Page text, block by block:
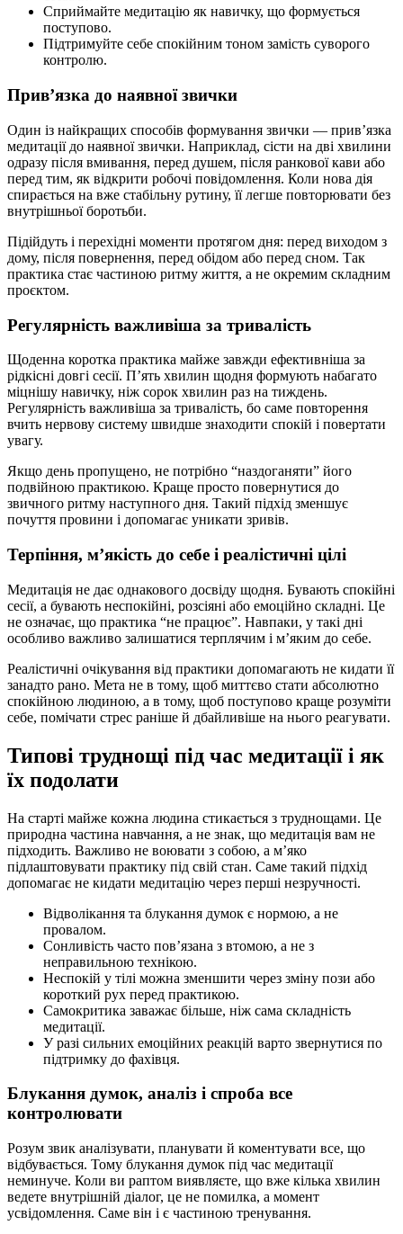
Сприймайте медитацію як навичку, що формується
поступово.
Підтримуйте себе спокійним тоном замість суворого
контролю.
Прив’язка до наявної звички
Один із найкращих способів формування звички — прив’язка
медитації до наявної звички. Наприклад, сісти на дві хвилини
одразу після вмивання, перед душем, після ранкової кави або
перед тим, як відкрити робочі повідомлення. Коли нова дія
спирається на вже стабільну рутину, її легше повторювати без
внутрішньої боротьби.
Підійдуть і перехідні моменти протягом дня: перед виходом з
дому, після повернення, перед обідом або перед сном. Так
практика стає частиною ритму життя, а не окремим складним
проєктом.
Регулярність важливіша за тривалість
Щоденна коротка практика майже завжди ефективніша за
рідкісні довгі сесії. П’ять хвилин щодня формують набагато
міцнішу навичку, ніж сорок хвилин раз на тиждень.
Регулярність важливіша за тривалість, бо саме повторення
вчить нервову систему швидше знаходити спокій і повертати
увагу.
Якщо день пропущено, не потрібно “наздоганяти” його
подвійною практикою. Краще просто повернутися до
звичного ритму наступного дня. Такий підхід зменшує
почуття провини і допомагає уникати зривів.
Терпіння, м’якість до себе і реалістичні цілі
Медитація не дає однакового досвіду щодня. Бувають спокійні
сесії, а бувають неспокійні, розсіяні або емоційно складні. Це
не означає, що практика “не працює”. Навпаки, у такі дні
особливо важливо залишатися терплячим і м’яким до себе.
Реалістичні очікування від практики допомагають не кидати її
занадто рано. Мета не в тому, щоб миттєво стати абсолютно
спокійною людиною, а в тому, щоб поступово краще розуміти
себе, помічати стрес раніше й дбайливіше на нього реагувати.
Типові труднощі під час медитації і як
їх подолати
На старті майже кожна людина стикається з труднощами. Це
природна частина навчання, а не знак, що медитація вам не
підходить. Важливо не воювати з собою, а м’яко
підлаштовувати практику під свій стан. Саме такий підхід
допомагає не кидати медитацію через перші незручності.
Відволікання та блукання думок є нормою, а не
провалом.
Сонливість часто пов’язана з втомою, а не з
неправильною технікою.
Неспокій у тілі можна зменшити через зміну пози або
короткий рух перед практикою.
Самокритика заважає більше, ніж сама складність
медитації.
У разі сильних емоційних реакцій варто звернутися по
підтримку до фахівця.
Блукання думок, аналіз і спроба все
контролювати
Розум звик аналізувати, планувати й коментувати все, що
відбувається. Тому блукання думок під час медитації
неминуче. Коли ви раптом виявляєте, що вже кілька хвилин
ведете внутрішній діалог, це не помилка, а момент
усвідомлення. Саме він і є частиною тренування.